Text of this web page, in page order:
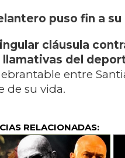
puso fin a
cláusula
llamativas del
entre
de su vida.
RELACIONADAS: